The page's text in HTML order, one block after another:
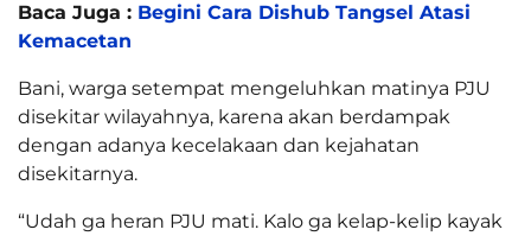
Baca Juga : Begini Cara Dishub Tangsel Atasi
Kemacetan
Bani, warga setempat mengeluhkan matinya PJU
disekitar wilayahnya, karena akan berdampak
dengan adanya kecelakaan dan kejahatan
disekitarnya.
“Udah ga heran PJU mati. Kalo ga kelap-kelip kayak